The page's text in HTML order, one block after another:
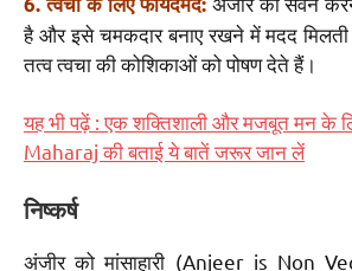
है और इसे चमकदार बनाए रखने में मदद
तत्व त्वचा की कोशिकाओं को पोषण देते हैं।
यह भी पढ़ें : एक शक्तिशाली और मजबूत मन के
Maharaj की बताई ये बातें जरूर जान लें
निष्कर्ष
अंजीर को मांसाहारी (Anjeer is Non